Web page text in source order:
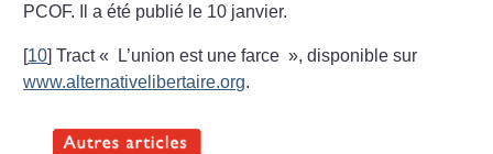
PCOF. Il a été publié le 10 janvier.
[10]Tract « L’union est une farce », disponiblesur
www.alternativelibertaire.org.